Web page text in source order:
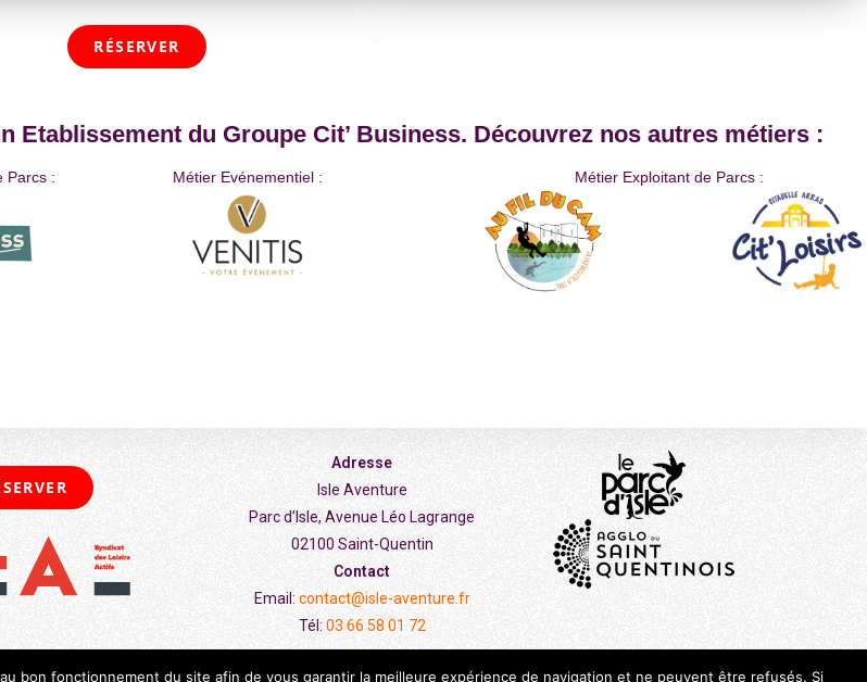
RÉSERVER
Etablissement du Groupe Cit’ Business. Découvrez nos autres métiers :
Parcs : Métier Evénementiel : Métier Exploitant de Parcs :
Adresse
Isle Aventure
Parc d’Isle, Avenue Léo Lagrange
02100 Saint-Quentin
Contact
Email: contact@isle-aventure.fr
Tél: 03 66 58 01 72
bon fonctionnement du site afin de vous garantir la meilleure expérience de navigation et ne peuvent être refusés. Si